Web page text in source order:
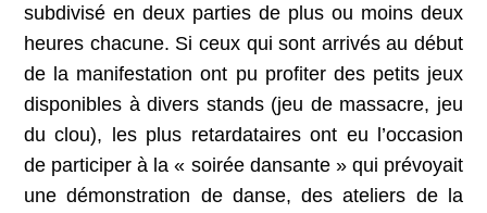
subdivisé en deux parties de plus ou moins deux
heures chacune. Si ceux qui sont arrivés au début
de la manifestation ont pu profiter des petits jeux
disponibles à divers stands (jeu de massacre, jeu
du clou), les plus retardataires ont eu l’occasion
de participer à la « soirée dansante » qui prévoyait
une démonstration de danse, des ateliers de la